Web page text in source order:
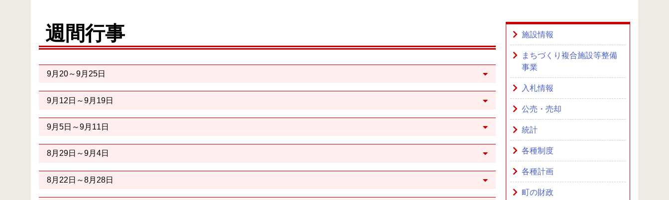
週間行事
9月20～9月25日
9月12日～9月19日
9月5日～9月11日
8月29日～9月4日
8月22日～8月28日
施設情報
まちづくり複合施設等整備
事業
入札情報
公売・売却
統計
各種制度
各種計画
町の財政